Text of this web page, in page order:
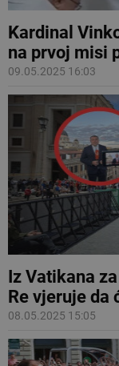
Kardinal
na prvoj misi
09.05.2025 16:03
Iz Vatikana
Re vjeruje da
08.05.2025 15:05